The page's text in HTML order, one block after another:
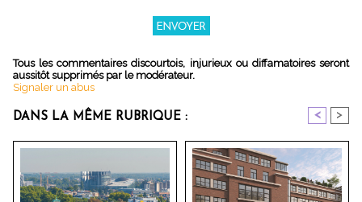
Tous les commentaires discourtois, injurieux ou diffamatoires seront
aussitôt supprimés par le modérateur.
Signaler un abus
DANS LA MÊME RUBRIQUE : < >